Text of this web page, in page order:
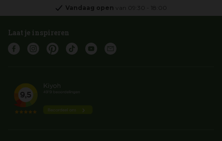
Vandaag open van 09:30 18:00
Laat je inspireren